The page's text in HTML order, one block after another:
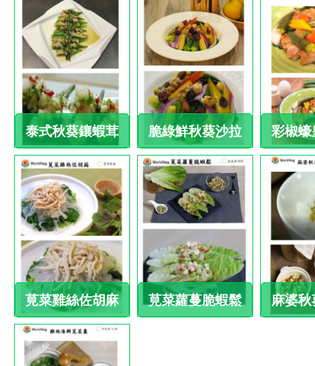
泰式秋葵鑲蝦茸 脆綠鮮秋葵沙拉 彩椒蠔
莧菜雞絲佐胡麻 莧菜蘿蔓脆蝦鬆 麻婆